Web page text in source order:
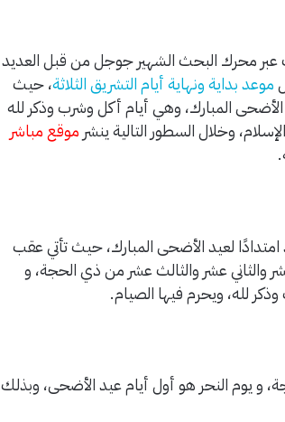
عبر محرك البحث الشهير جوجل من قبل العديد
موعد بداية ونهاية أيام التشريق الثلاثة، حيث
المبارك، وهي أيام أكل وشرب وذكر لله
وخلال السطور التالية ينشر موقع مباشر
امتدادًا لعيد الأضحى المبارك، حيث تأتي عقب
والثاني عشر والثالث عشر من ذي الحجة، و
لله، ويحرم فيها الصيام.
و يوم النحر هو أول أيام عيد الأضحى، وبذلك